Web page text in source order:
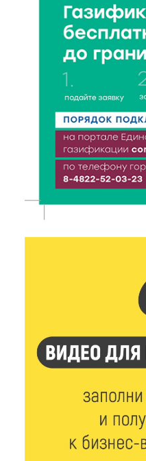
«Дух больших
состояние СШОР по
6 Авг 2026 17:01
День рождения
6 Авг 2026 16:41
В Твери пройдёт
колледжи
Исследование:
кешбэка создает
Тверские
6 Авг 2026 16:08
Виталий Королев
анонсировал новые
6 Авг 2026 16:02